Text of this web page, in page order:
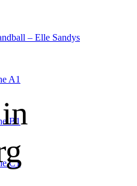
– Elle Sandys
A1
B1
C1